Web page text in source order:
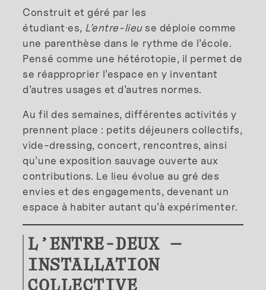
Construit et géré par les
étudiant·es, L’entre-lieuse déploie comme
une parenthèse dans le rythme de l’école.
Pensé comme une hétérotopie, il permet de
se réapproprier l’espace en y inventant
d’autres usages et d’autres normes.
Au fil des semaines, différentes activités y
prennent place : petits déjeuners collectifs,
vide-dressing, concert, rencontres, ainsi
qu’une exposition sauvage ouverte aux
contributions. Le lieu évolue au gré des
envies et des engagements, devenant un
espace à habiter autant qu’à expérimenter.
L’ENTRE-DEUX —
INSTALLATION